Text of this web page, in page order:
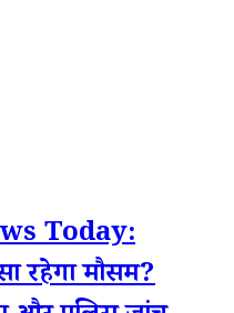
Today:
रहेगा मौसम?